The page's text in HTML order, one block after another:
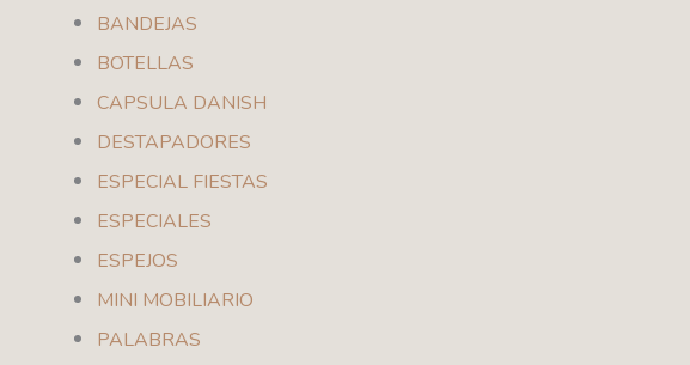
BANDEJAS
BOTELLAS
CAPSULA DANISH
DESTAPADORES
ESPECIAL FIESTAS
ESPECIALES
ESPEJOS
MINI MOBILIARIO
PALABRAS